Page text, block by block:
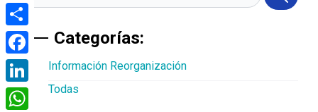
Compartir
Facebook
LinkedIn
Categorías:
Información Reorganización
Todas